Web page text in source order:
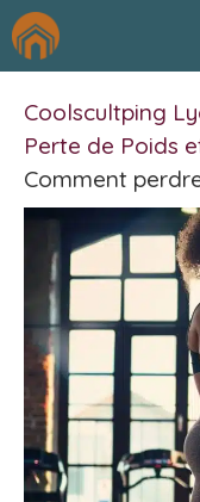
Aller
au
Coolscultping
Perte de Poids
Comment